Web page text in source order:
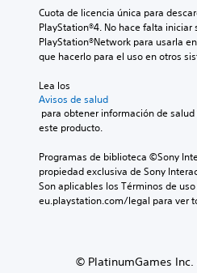
Cuota de licencia única para
PlayStation®4. No hace falta iniciar
PlayStation®Network para usarla
que hacerlo para el uso en otros
Lea los
Avisos de salud
este producto.
Programas de biblioteca ©Sony
propiedad exclusiva de Sony
Son aplicables los Términos de
eu.playstation.com/legal para ver
© PlatinumGames Inc.